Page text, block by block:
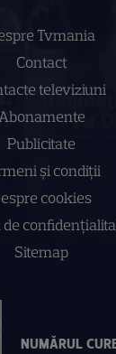
Tvmania
Contact
televiziuni
Abonamente
Publicitate
și condiții
cookies
de
Sitemap
NUMĂRUL